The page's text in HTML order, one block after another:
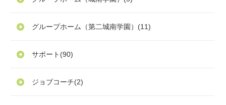
グループホーム（第二城南学園） (11)
サポート (90)
ジョブコーチ(2)